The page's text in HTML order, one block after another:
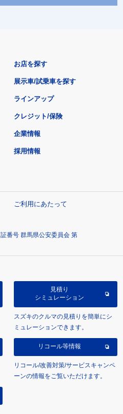
お店を探す
展示車/試乗車を探す
ラインアップ
クレジット/保険
企業情報
採用情報
ご利用にあたって
番号 群馬県公安委員会 第
見積り
シミュレーション
スズキのクルマの見積りを簡単にシ
ミュレーションできます。
リコール等情報
リコール/改善対策/サービスキャンペ
ーンの情報をご覧いただけます。